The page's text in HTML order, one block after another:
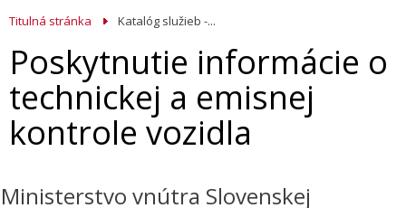
Titulná stránka Katalóg služieb -...
Poskytnutie informácie o
technickej a emisnej
kontrole vozidla
Ministerstvo vnútra Slovenskej